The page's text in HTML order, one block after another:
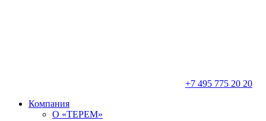
+7 495 775 20 20
Компания
О «ТЕРЕМ»